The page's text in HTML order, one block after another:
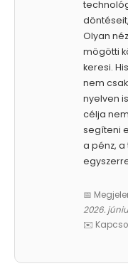
Olyan
mögötti
keresi.
nem
nyelven
célja
segíteni
a pénz,
📅
2026.
✉️